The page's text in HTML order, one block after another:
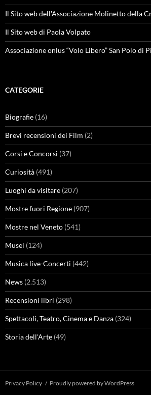
Il Sito web dell'Associazione Molinetto della
Il Sito web di Paola Volpato
Associazione onlus “Volo Libero” San Polo di
CATEGORIE
Biografie (16)
Brevi recensioni dei Film (2)
Corsi e Concorsi (37)
Curiosità (491)
Luoghi da visitare (207)
Mostre fuori Regione (907)
Mostre nel Veneto (541)
Musei (124)
Musica live-Concerti (442)
News (2.513)
Recensioni libri (298)
Spettacoli, Teatro, Cinema e Danza (324)
Storia dell'Arte (49)
Privacy Policy Proudly powered by WordPress